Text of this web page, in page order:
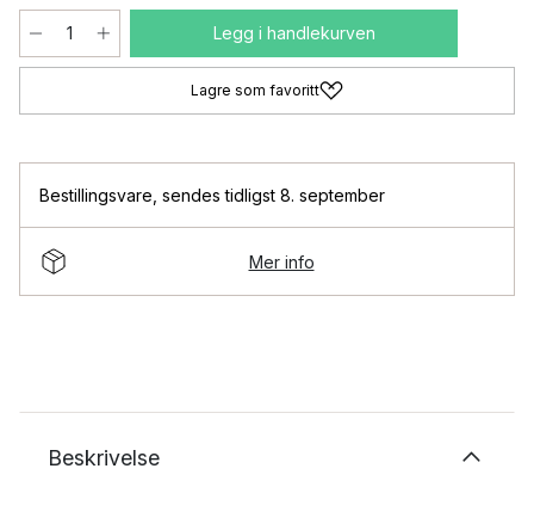
Legg i handlekurven
Lagre som favoritt
Bestillingsvare sendes tidligst 8. september
Mer info
Beskrivelse